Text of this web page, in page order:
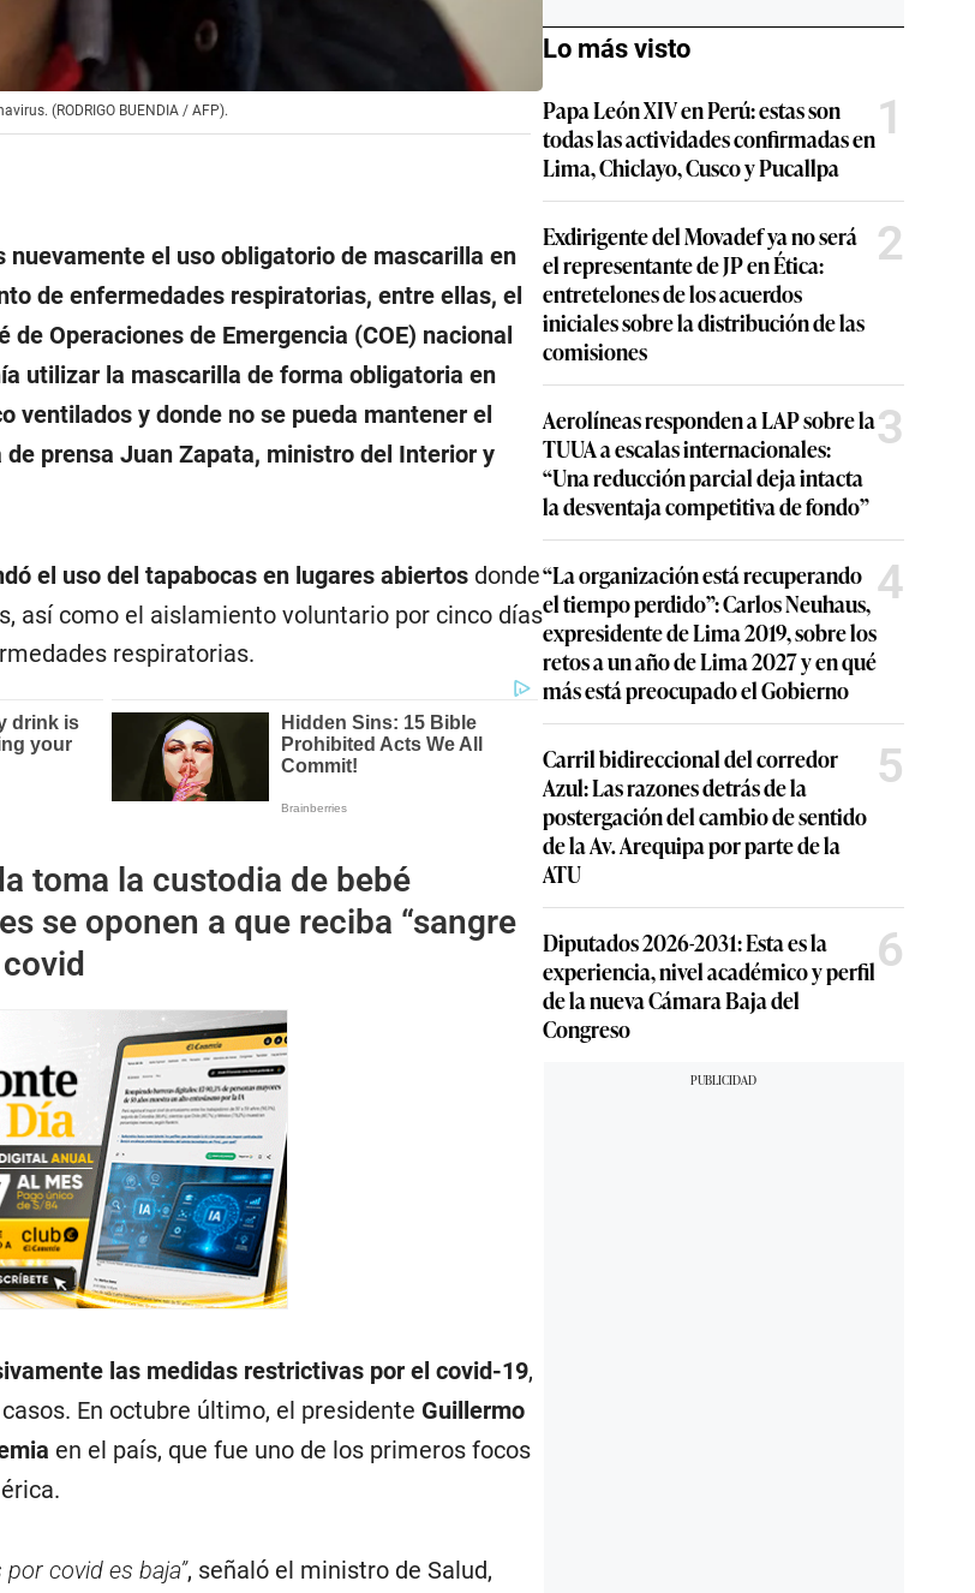
(RODRIGO BUENDIA / AFP).
el uso obligatorio de mascarilla en
de enfermedades respiratorias, entre ellas, el
de Operaciones de Emergencia (COE) nacional
utilizar la mascarilla de forma obligatoria en
ventilados y donde no se pueda mantener el
prensa Juan Zapata, ministro del Interior y
el uso del tapabocas en lugares abiertos donde
así como el aislamiento voluntario por cinco días
respiratorias.
toma la custodia de bebé
se oponen a que reciba “sangre
las medidas restrictivas por el covid-19,
En octubre último, el presidente Guillermo
en el país, que fue uno de los primeros focos
covid es baja”, señaló el ministro de Salud,
Lo más visto
Papa León XIV en Perú: estas son
todas las actividades confirmadas en
Lima, Chiclayo, Cusco y Pucallpa
1
Exdirigente del Movadef ya no será
el representante de JP en Ética:
entretelones de los acuerdos
iniciales sobre la distribución de las
comisiones
2
Aerolíneas responden a LAP sobre la
TUUA a escalas internacionales:
“Una reducción parcial deja intacta
la desventaja competitiva de fondo”
3
“La organización está recuperando
el tiempo perdido”: Carlos Neuhaus,
expresidente de Lima 2019, sobre los
retos a un año de Lima 2027 y en qué
más está preocupado el Gobierno
4
Carril bidireccional del corredor
Azul: Las razones detrás de la
postergación del cambio de sentido
de la Av. Arequipa por parte de la
ATU
5
Diputados 2026-2031: Esta es la
experiencia, nivel académico y perfil
de la nueva Cámara Baja del
Congreso
6